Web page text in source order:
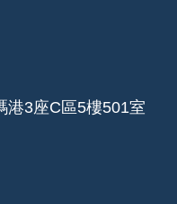
港3座C區5樓501室